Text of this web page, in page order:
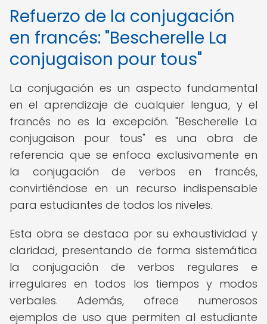
Refuerzo de la conjugación
en francés: "Bescherelle La
conjugaison pour tous"
La conjugación es un aspecto fundamental
en el aprendizaje de cualquier lengua, y el
francés no es la excepción. "Bescherelle La
conjugaison pour tous" es una obra de
referencia que se enfoca exclusivamente en
la conjugación de verbos en francés,
convirtiéndose en un recurso indispensable
para estudiantes de todos los niveles.
Esta obra se destaca por su exhaustividad y
claridad, presentando de forma sistemática
la conjugación de verbos regulares e
irregulares en todos los tiempos y modos
verbales. Además, ofrece numerosos
ejemplos de uso que permiten al estudiante